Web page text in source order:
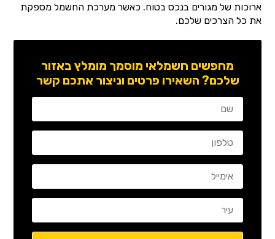
ארוכות של מגורים בנכס בטוח. כאשר מערכת החשמל מספקת
את כל הצרכים שלכם.
מחפשים חשמלאי מוסמך מומלץ באזור
שלכם? השאירו פרטים וניצור אתכם קשר